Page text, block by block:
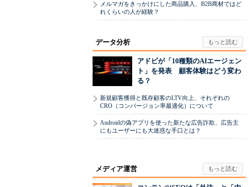
メルマガをきっかけにした商品購入、B2B商材ではど
れくらいの人が経験？
データ分析
アドビが「10種類のAIエージェン
ト」を発表 顧客体験はどう変わ
る？
新規顧客獲得と既存顧客のLTV向上、それぞれの
CRO（コンバージョン率最適化）について
Androidの偽アプリを使った新たな広告詐欺、広告主
にもユーザーにも大迷惑な手口とは？
メディア運営